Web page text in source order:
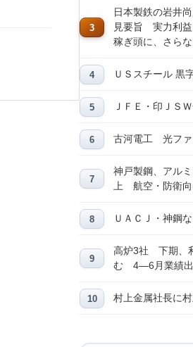
日本製鉄の岩井
見要旨 実力利
稼ぎ頭に、さら
ＵＳスチール
ＪＦＥ・印ＪＳ
古河電工 光ファ
神戸製鋼、アル
上 航空・防衛
ＵＡＣＪ・神鋼
高炉3社 下期、
む 4―6月業績出
村上金属社長に